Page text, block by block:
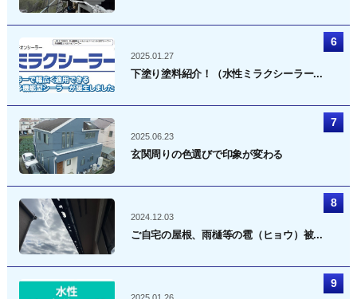
2025.01.27
下塗り塗料紹介！（水性ミラクシーラー...
2025.06.23
玄関周りの色選びで印象が変わる
2024.12.03
ご自宅の屋根、雨樋等の雹（ヒョウ）被...